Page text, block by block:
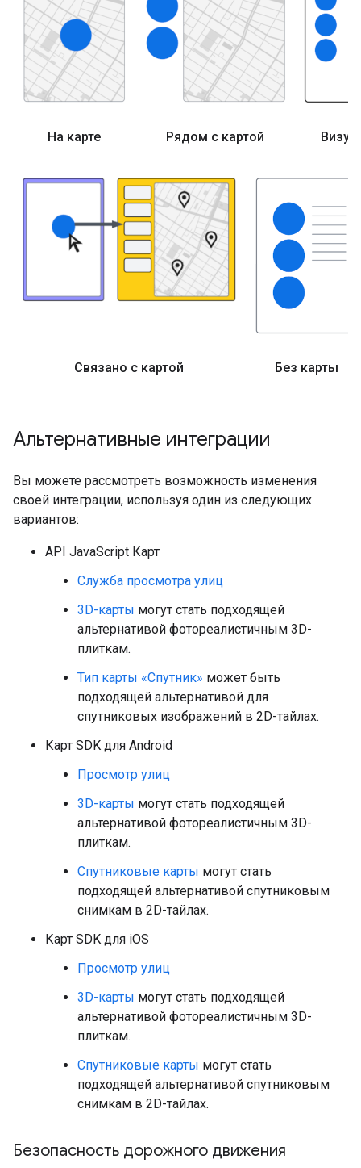
На карте Рядом с картой
Связано с картой Без карты
Альтернативные интеграции
Вы можете рассмотреть возможность изменения
своей интеграции, используя один из следующих
вариантов:
API JavaScript Карт
Служба просмотра улиц
3D-карты могут стать подходящей
альтернативой фотореалистичным 3D-
плиткам.
Тип карты «Спутник» может быть
подходящей альтернативой для
спутниковых изображений в 2D-тайлах.
Карт SDK для Android
Просмотр улиц
3D-карты могут стать подходящей
альтернативой фотореалистичным 3D-
плиткам.
Спутниковые карты могут стать
подходящей альтернативой спутниковым
снимкам в 2D-тайлах.
Карт SDK для iOS
Просмотр улиц
3D-карты могут стать подходящей
альтернативой фотореалистичным 3D-
плиткам.
Спутниковые карты могут стать
подходящей альтернативой спутниковым
снимкам в 2D-тайлах.
Безопасность дорожного движения